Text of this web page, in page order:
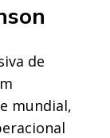
de
mundial,